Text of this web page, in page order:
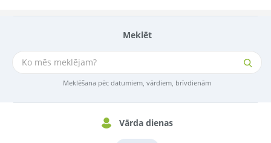
Meklēt
Meklēšana pēc datumiem, vārdiem, brīvdienām
Vārda dienas